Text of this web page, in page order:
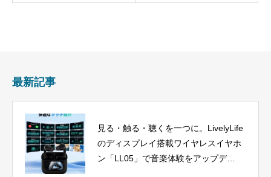
最新記事
見る・触る・聴くを一つに。LivelyLife
のディスプレイ搭載ワイヤレスイヤホ
ン「LL05」で音楽体験をアップデー